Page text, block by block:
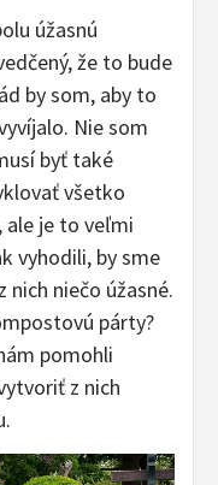
úžasnú
že to bude
by som, aby to
Nie som
byť také
všetko
ale je to veľmi
vyhodili, by sme
niečo úžasné.
párty?
pomohli
z nich